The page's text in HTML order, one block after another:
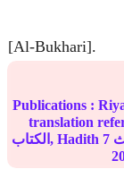
[Al-Bukhari].
Publications :
الكتاب, Hadith 7